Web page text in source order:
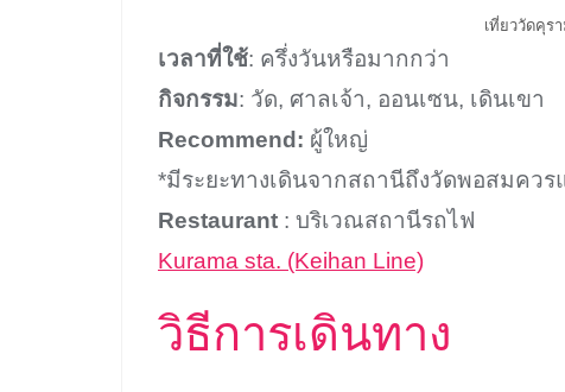
เที่ยววัดคุร
เวลาที่ใช้: ครึ่งวันหรือมากกว่า
กิจกรรม: วัด, ศาลเจ้า, ออนเซน, เดินเขา
Recommend: ผู้ใหญ่
*มีระยะทางเดินจากสถานีถึงวัดพอสมคว
Restaurant : บริเวณสถานีรถไฟ
Kurama sta. (Keihan Line)
วิธีการเดินทาง